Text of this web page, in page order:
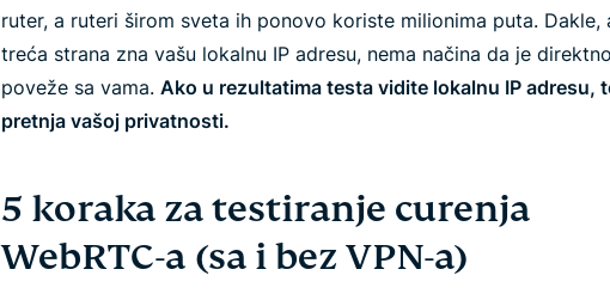
ruter, a ruteri širom sveta ih ponovo koriste milionima puta. Dakle,
treća strana zna vašu lokalnu IP adresu, nema načina da je
poveže sa vama. Ako u rezultatima testa vidite lokalnu IP adresu,
pretnja vašoj privatnosti.
5 koraka za testiranje curenja
WebRTC-a (sa i bez VPN-a)